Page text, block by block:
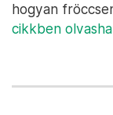
hogyan
cikkben